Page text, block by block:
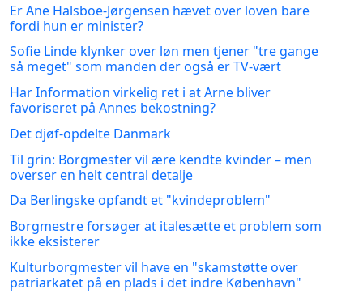
Er Ane Halsboe-Jørgensen hævet over loven bare
fordi hun er minister?
Sofie Linde klynker over løn men tjener "tre gange
så meget" som manden der også er TV-vært
Har Information virkelig ret i at Arne bliver
favoriseret på Annes bekostning?
Det djøf-opdelte Danmark
Til grin: Borgmester vil ære kendte kvinder – men
overser en helt central detalje
Da Berlingske opfandt et "kvindeproblem"
Borgmestre forsøger at italesætte et problem som
ikke eksisterer
Kulturborgmester vil have en "skamstøtte over
patriarkatet på en plads i det indre København"